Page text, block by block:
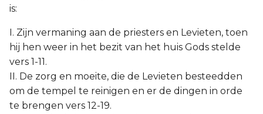
is:
I. Zijn vermaning aan de priesters en Levieten, toen
hij hen weer in het bezit van het huis Gods stelde
vers 1-11.
II. De zorg en moeite, die de Levieten besteedden
om de tempel te reinigen en er de dingen in orde
te brengen vers 12-19.